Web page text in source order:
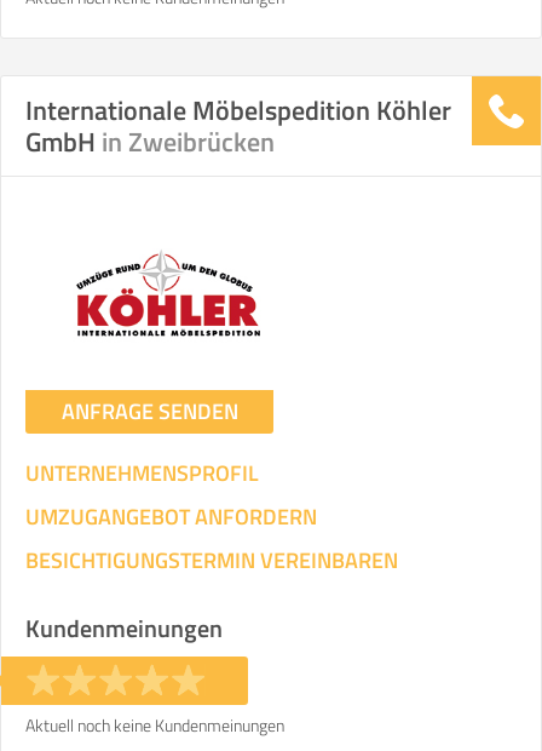
Stunden Stunden
KOSTENSCHÄTZUNG: € -€
ICH WILL SELBST UMZIEHEN
Mitarbeiter Zeit pro Mitarbeiter
KOSTENSCHÄTZUNG:
ICH MÖCHTE ANGEBOTE ANFORDERN
Internationale Möbelspedition Köhler
GmbH in Zweibrücken
ANFRAGE SENDEN
UNTERNEHMENSPROFIL
UMZUGANGEBOT ANFORDERN
BESICHTIGUNGSTERMIN VEREINBAREN
Kundenmeinungen
Aktuell noch keine Kundenmeinungen